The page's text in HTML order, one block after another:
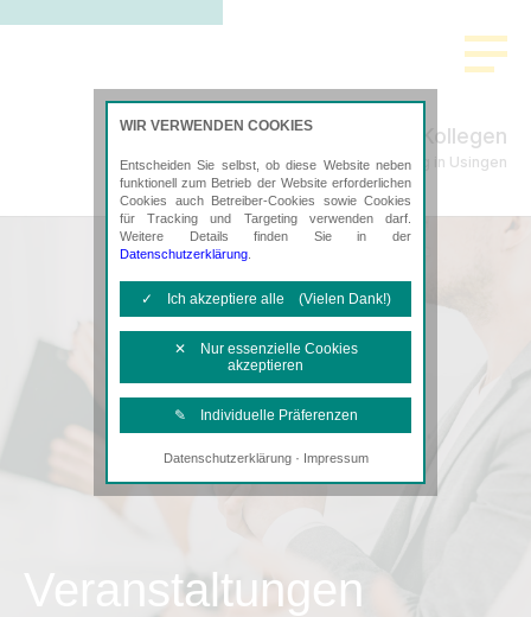
Schade & Kollegen
Steuerberatung in Usingen
Veranstaltungen
WIR VERWENDEN COOKIES
Entscheiden Sie selbst, ob diese Website neben
funktionell zum Betrieb der Website erforderlichen
Cookies auch Betreiber-Cookies sowie Cookies
für Tracking und Targeting verwenden darf.
Weitere Details finden Sie in der
Datenschutzerklärung
✓ Ich akzeptiere alle (Vielen Dank!)
✕ Nur essenzielle Cookies
akzeptieren
✎ Individuelle Präferenzen
Notwendige Cookies
Diese Cookies sind erforderlich, um die
Diese Cookies sind erforderlich, um
unsere Website auf Ihre Bedürfnisse hin
Datenschutzerklärung· Impressum